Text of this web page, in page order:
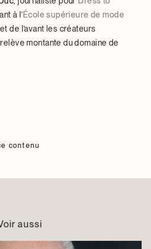
à l’École supérieure de mode
de l’avant les créateurs
montante du domaine de
contenu
aussi